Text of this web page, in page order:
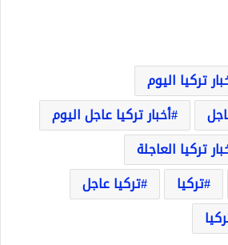
تركيا اليوم
أخبار تركيا عاجل اليوم
تركيا العاجلة
تركيا
تركيا عاجل